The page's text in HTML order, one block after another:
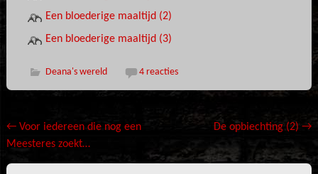
Een bloederige maaltijd (2)
Een bloederige maaltijd (3)
Deana's wereld 4 reacties
Bericht
←Voor iedereen die nog een
Meesteres zoekt…
De opbiechting (2)→